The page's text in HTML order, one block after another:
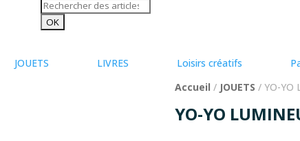
JOUETS LIVRES Loisirs créatifs
Accueil / JOUETS / YO-YO
YO-YO